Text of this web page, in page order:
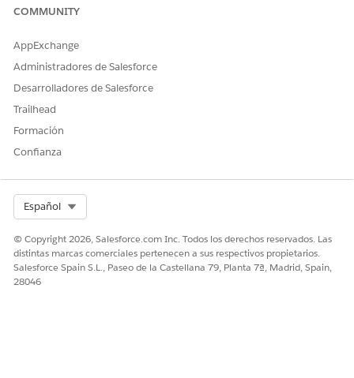
Sí
COMMUNITY
AppExchange
Administradores de Salesforce
Desarrolladores de Salesforce
Trailhead
Formación
Confianza
Español
© Copyright 2026, Salesforce.com Inc. Todos los derechos reservados. Las
distintas marcas comerciales pertenecen a sus respectivos propietarios.
Salesforce Spain S.L., Paseo de la Castellana 79, Planta 7ª, Madrid, Spain,
28046